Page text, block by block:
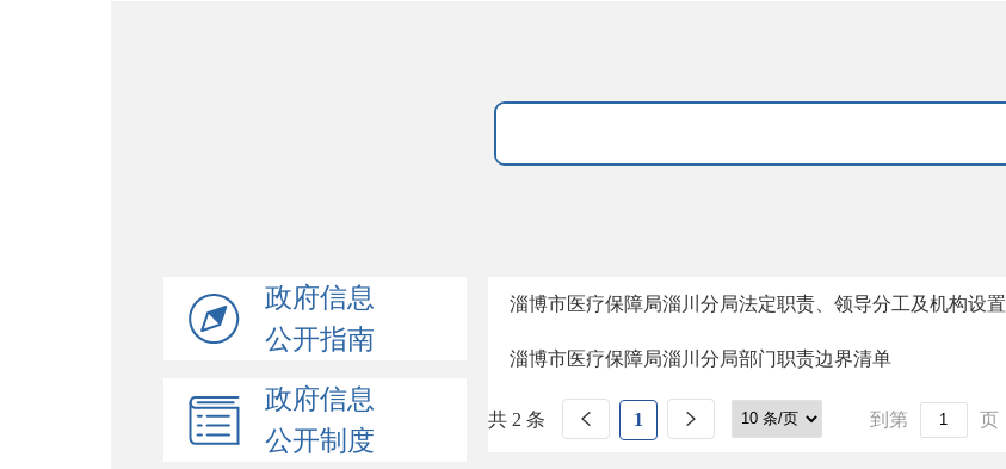
政府信息
公开指南
政府信息
公开制度
淄博市医疗保障局淄川分局法定职责、领导分工及机构设置
淄博市医疗保障局淄川分局部门职责边界清单
共 2 条 1 到第 页